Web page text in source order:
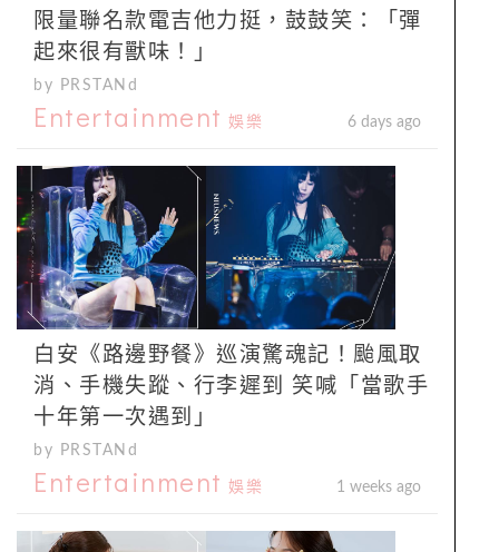
限量聯名款電吉他力挺，鼓鼓笑：「彈
起來很有獸味！」
by PRSTANd
Entertainment 娛樂 6 days ago
白安《路邊野餐》巡演驚魂記！颱風取
消、手機失蹤、行李遲到 笑喊「當歌手
十年第一次遇到」
by PRSTANd
Entertainment 娛樂 1 weeks ago